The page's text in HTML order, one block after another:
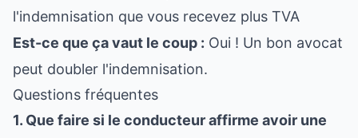
l'indemnisation que vous recevez plus TVA
Est-ce que ça vaut le coup : Oui ! Un bon avocat
peut doubler l'indemnisation.
Questions fréquentes
1. Que faire si le conducteur affirme avoir une